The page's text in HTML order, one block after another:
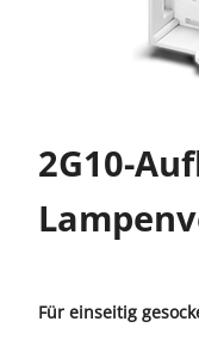
2G10-
Für einseitig